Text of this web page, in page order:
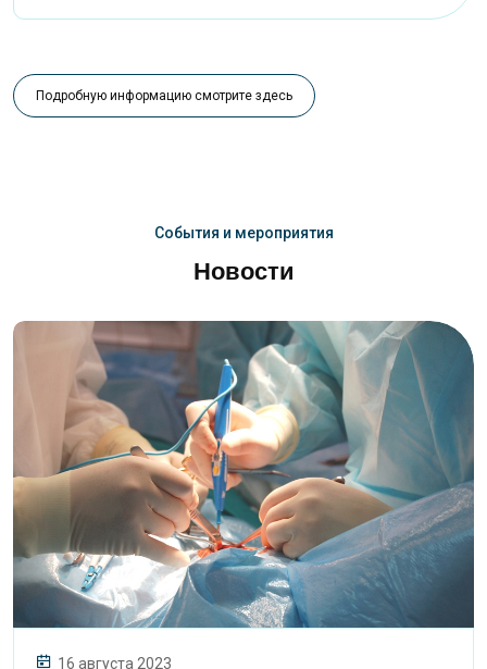
Подробную информацию смотрите здесь
События и мероприятия
Новости
16 августа 2023